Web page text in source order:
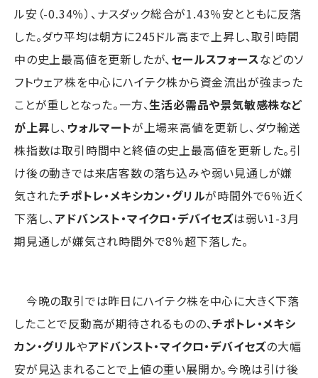
ル安（-0.34％）、ナスダック総合が1.43％安とともに反落
した。ダウ平均は朝方に245ドル高まで上昇し、取引時間
中の史上最高値を更新したが、 セールスフォースなどのソ
フトウェア株を中心にハイテク株から資金流出が強まった
ことが重しとなった。一方、生活必需品や景気敏感株など
が上昇し、 ウォルマートが上場来高値を更新し、ダウ輸送
株指数は取引時間中と終値の史上最高値を更新した。引
け後の動きでは来店客数の落ち込みや弱い見通しが嫌
気されたチポトレ・メキシカン・グリルが時間外で6％近く
下落し、 アドバンスト・マイクロ・デバイセズは弱い1-3月
期見通しが嫌気され時間外で8％超下落した。
今晩の取引では昨日にハイテク株を中心に大きく下落
したことで反動高が期待されるものの、チポトレ・メキシ
カン・グリルやアドバンスト・マイクロ・デバイセズの大幅
安が見込まれることで上値の重い展開か。今晩は引け後